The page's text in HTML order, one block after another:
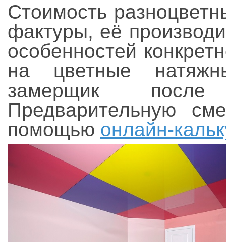
Стоимость
фактуры, её
особенностей
на цветные
замерщик
Предварительную
помощью онлайн-